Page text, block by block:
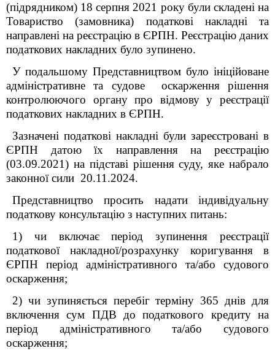
(підрядником) 18 серпня 2021 року були складені на
Товариство (замовника) податкові накладні та
направлені на реєстрацію в ЄРПН. Реєстрацію даних
податкових накладних було зупинено.
У подальшому Представництвом було ініційоване
адміністративне та судове оскарження рішення
контролюючого органу про відмову у реєстрації
податкових накладних в ЄРПН.
Зазначені податкові накладні були зареєстровані в
ЄРПН датою їх направлення на реєстрацію
(03.09.2021) на підставі рішення суду, яке набрало
законної сили 20.11.2024.
Представництвопросить надати індивідуальну
податкову консультацію з наступних питань:
1) чи включає період зупинення реєстрації
податкової накладної/розрахунку коригування в
ЄРПН період адміністративного та/або судового
оскарження;
2) чи зупиняється перебіг терміну 365 днів для
включення сум ПДВ до податкового кредиту на
період адміністративного та/або судового
оскарження;